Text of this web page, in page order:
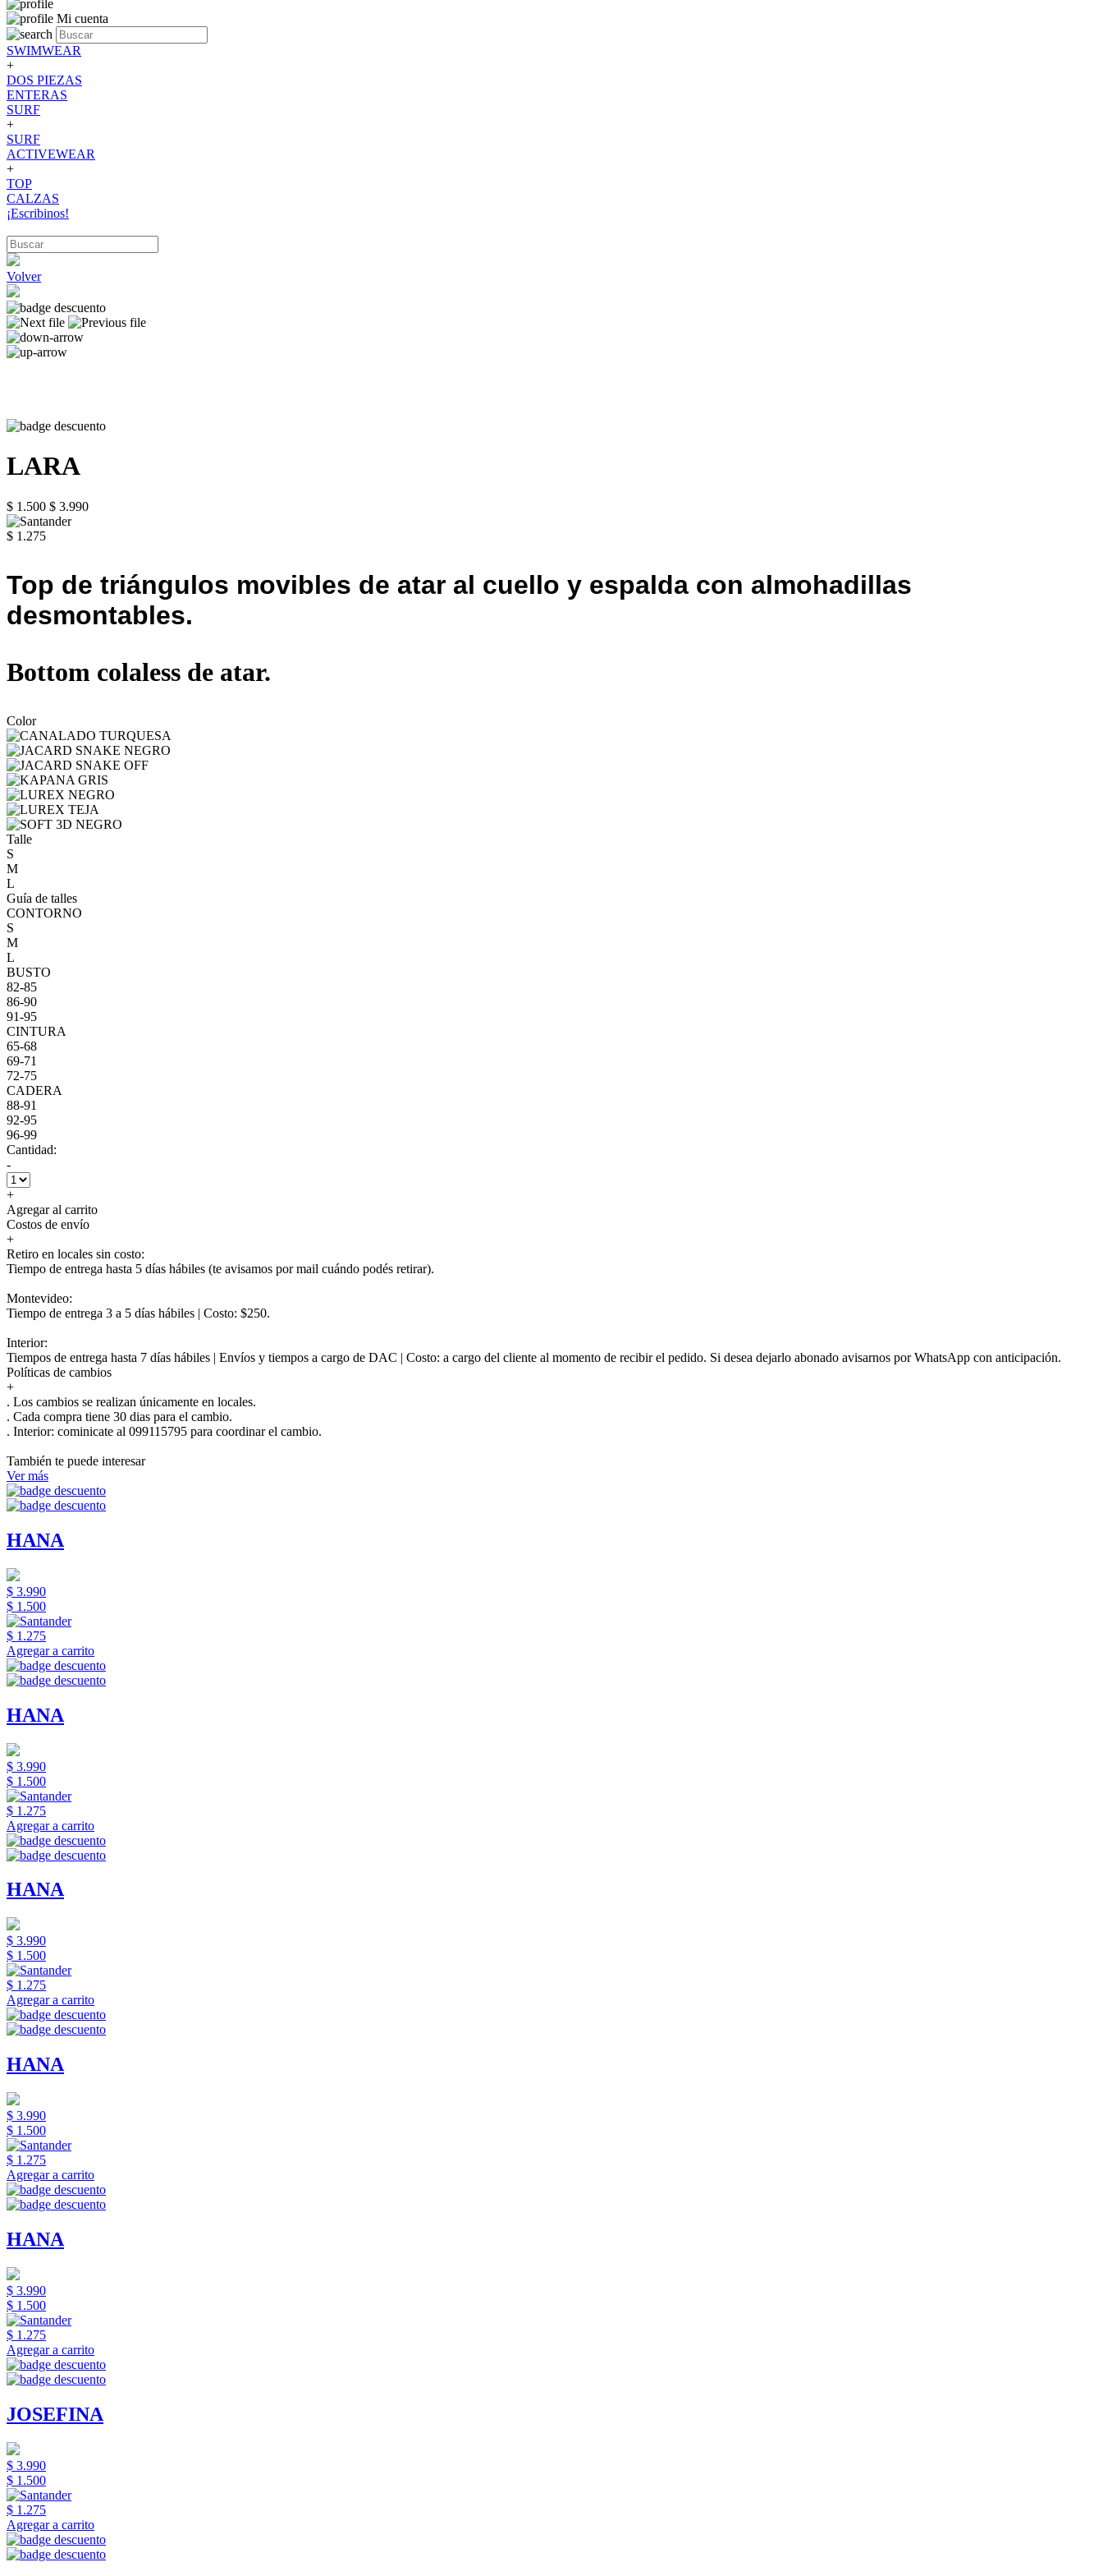
Mi cuenta
SWIMWEAR
+
DOS PIEZAS
ENTERAS
SURF
+
SURF
ACTIVEWEAR
+
TOP
CALZAS
¡Escribinos!
Volver
LARA
$ 1.500 $ 3.990
$ 1.275
Top de triángulos movibles de atar al cuello y espalda con almohadillas
desmontables.
Bottom colaless de atar.
Color
Talle
S
M
L
Guía de talles
CONTORNO
S
M
L
BUSTO
82-85
86-90
91-95
CINTURA
65-68
69-71
72-75
CADERA
88-91
92-95
96-99
Cantidad:
-
+
Agregar al carrito
Costos de envío
+
Retiro en locales sin costo:
Tiempo de entrega hasta 5 días hábiles (te avisamos por mail cuándo podés retirar).
Montevideo:
Tiempo de entrega 3 a 5 días hábiles | Costo: $250.
Interior:
Tiempos de entrega hasta 7 días hábiles | Envíos y tiempos a cargo de DAC | Costo: a cargo del cliente al momento de recibir el pedido. Si desea dejarlo abonado avisarnos por WhatsApp con anticipación.
Políticas de cambios
+
. Los cambios se realizan únicamente en locales.
. Cada compra tiene 30 dias para el cambio.
. Interior: cominicate al 099115795 para coordinar el cambio.
También te puede interesar
Ver más
HANA
$ 3.990
$ 1.500
$ 1.275
Agregar a carrito
HANA
$ 3.990
$ 1.500
$ 1.275
Agregar a carrito
HANA
$ 3.990
$ 1.500
$ 1.275
Agregar a carrito
HANA
$ 3.990
$ 1.500
$ 1.275
Agregar a carrito
HANA
$ 3.990
$ 1.500
$ 1.275
Agregar a carrito
JOSEFINA
$ 3.990
$ 1.500
$ 1.275
Agregar a carrito